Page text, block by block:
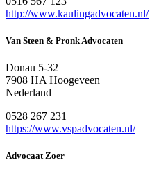
http://www.kaulingadvocaten.nl/
Van Steen & Pronk Advocaten
Donau 5-32
7908 HA Hoogeveen
Nederland
0528 267 231
https://www.vspadvocaten.nl/
Advocaat Zoer